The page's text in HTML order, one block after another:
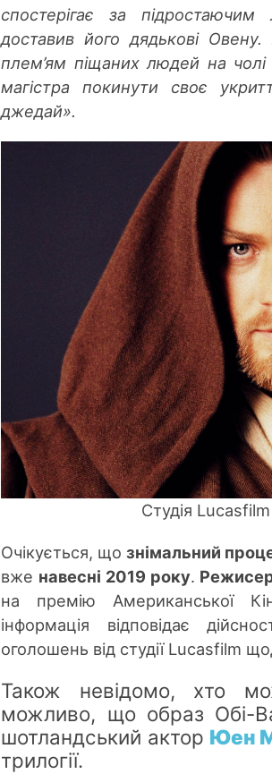
спостерігає за
доставив його дядькові
плем’ям піщаних людей на
магістра покинути своє
джедай».
Студія
Очікується, щознімальний
вже навесні 2019 року.
на премію Американської
інформація відповідає
оголошень від студії Lucasfilm
Також невідомо, хто
можливо, що образ Обі-
шотландський актор Юен
трилогії.